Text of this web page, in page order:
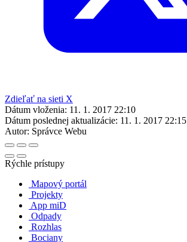
Zdieľať na sieti X
Dátum vloženia: 11. 1. 2017 22:10
Dátum poslednej aktualizácie: 11. 1. 2017 22:15
Autor: Správce Webu
Rýchle prístupy
Mapový portál
Projekty
App miD
Odpady
Rozhlas
Bociany